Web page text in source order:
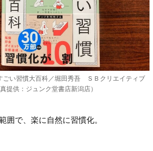
ごい習慣大百科／堀田秀吾 ＳＢクリエイティブ
真提供：ジュンク堂書店新潟店）
囲で、楽に自然に習慣化。